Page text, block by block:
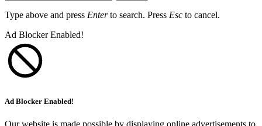
Type above and press Enterto search. Press Esc to cancel.
Ad Blocker Enabled!
Ad Blocker Enabled!
Our website is made possible by displaying online advertisements to